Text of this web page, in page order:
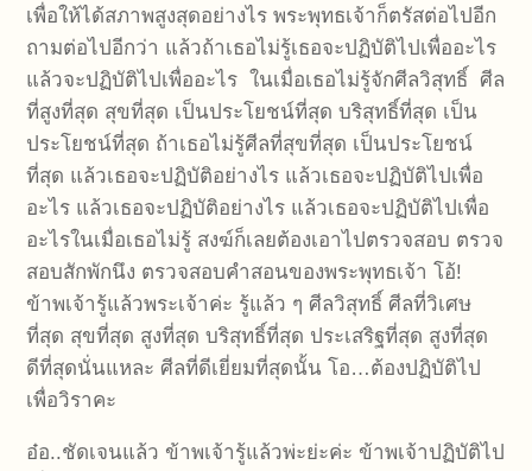
เพื่อให้ได้สภาพสูงสุดอย่างไร พระพุทธเจ้าก็ตรัสต่อไปอีก
ถามต่อไปอีกว่า แล้วถ้าเธอไม่รู้เธอจะปฏิบัติไปเพื่ออะไร
แล้วจะปฏิบัติไปเพื่ออะไร ในเมื่อเธอไม่รู้จักศีลวิสุทธิ์ ศีล
ที่สูงที่สุด สุขที่สุด เป็นประโยชน์ที่สุด บริสุทธิ์ที่สุด เป็น
ประโยชน์ที่สุด ถ้าเธอไม่รู้ศีลที่สุขที่สุด เป็นประโยชน์
ที่สุด แล้วเธอจะปฏิบัติอย่างไร แล้วเธอจะปฏิบัติไปเพื่อ
อะไร แล้วเธอจะปฏิบัติอย่างไร แล้วเธอจะปฏิบัติไปเพื่อ
อะไรในเมื่อเธอไม่รู้ สงฆ์ก็เลยต้องเอาไปตรวจสอบ ตรวจ
สอบสักพักนึง ตรวจสอบคำสอนของพระพุทธเจ้า โอ้!
ข้าพเจ้ารู้แล้วพระเจ้าค่ะ รู้แล้ว ๆ ศีลวิสุทธิ์ ศีลที่วิเศษ
ที่สุด สุขที่สุด สูงที่สุด บริสุทธิ์ที่สุด ประเสริฐที่สุด สูงที่สุด
ดีที่สุดนั่นแหละ ศีลที่ดีเยี่ยมที่สุดนั้น โอ…ต้องปฏิบัติไป
เพื่อวิราคะ
อ๋อ..ชัดเจนแล้ว ข้าพเจ้ารู้แล้วพ่ะย่ะค่ะ ข้าพเจ้าปฏิบัติไป